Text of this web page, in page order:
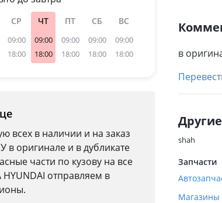
СР
09:00
18:00
ЧТ
09:00
18:00
ПТ
09:00
18:00
СБ
09:00
18:00
ВС
09:00
18:00
всех в наличии и на заказ
в оригинале и в дубликате
части по кузову на все
HYUNDAI отправляем в
в
shah
Запчасти
Магазины